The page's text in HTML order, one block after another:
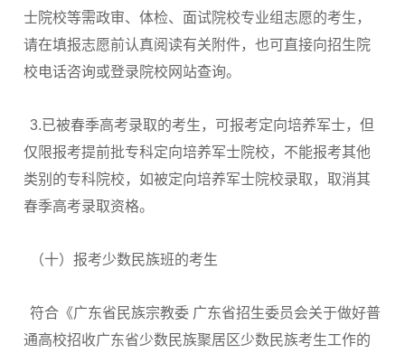
士院校等需政审、体检、面试院校专业组志愿的考生，
请在填报志愿前认真阅读有关附件，也可直接向招生院
校电话咨询或登录院校网站查询。
3.已被春季高考录取的考生，可报考定向培养军士，但
仅限报考提前批专科定向培养军士院校，不能报考其他
类别的专科院校，如被定向培养军士院校录取，取消其
春季高考录取资格。
（十）报考少数民族班的考生
符合《广东省民族宗教委 广东省招生委员会关于做好普
通高校招收广东省少数民族聚居区少数民族考生工作的